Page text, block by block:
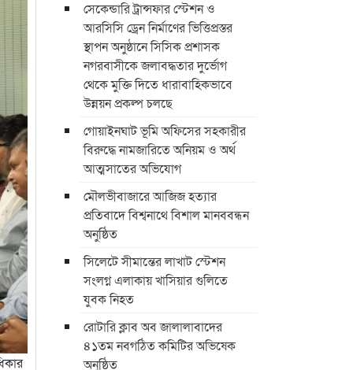
সেকেন্ডারি ট্রান্সফার স্টেশন ও
আরসিসি ড্রেন নির্মাণের ভিত্তিপ্রস্তর
স্থাপন অনুষ্ঠানে সিসিক প্রশাসক
নগরবাসীকে জলাবদ্ধতার দুর্ভোগ
থেকে মুক্তি দিতে ধারাবাহিকভাবে
উন্নয়ন প্রকল্প চলছে
গোয়াইনঘাট ভূমি অফিসের সহকারীর
বিরুদ্ধে নামজারিতে অনিয়ম ও অর্থ
আত্মসাতের অভিযোগ
মৌলভীবাজারে আজিজ হত্যার
প্রতিবাদে বিশ্বনাথে বিশাল মানববন্ধন
অনুষ্ঠিত
সিলেটে সীমান্তের লাখাট স্টেশন
সংলগ্ন এলাকায় খাসিয়ার গুলিতে
যুবক নিহত
রোটারি ক্লাব অব জালালাবাদের
৪১তম নবগঠিত কমিটির অভিষেক
অনুষ্ঠিত